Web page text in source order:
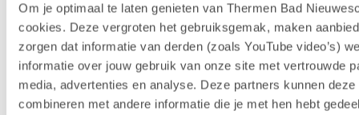
Om je optimaal te laten genieten van Thermen Bad
cookies. Deze vergroten het gebruiksgemak, maken
zorgen dat informatie van derden (zoals YouTube video’s)
informatie over jouw gebruik van onze site met vertrouwde
media, advertenties en analyse. Deze partners kunnen deze
combineren met andere informatie die je met hen hebt
Erlebnisprogramm